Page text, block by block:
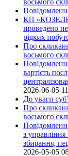
восьмого
КП
проведено
рідких
Про
восьмого
вартість
2026-06-05
До уваги
Про
восьмого
з
збирання,
2026-05-05